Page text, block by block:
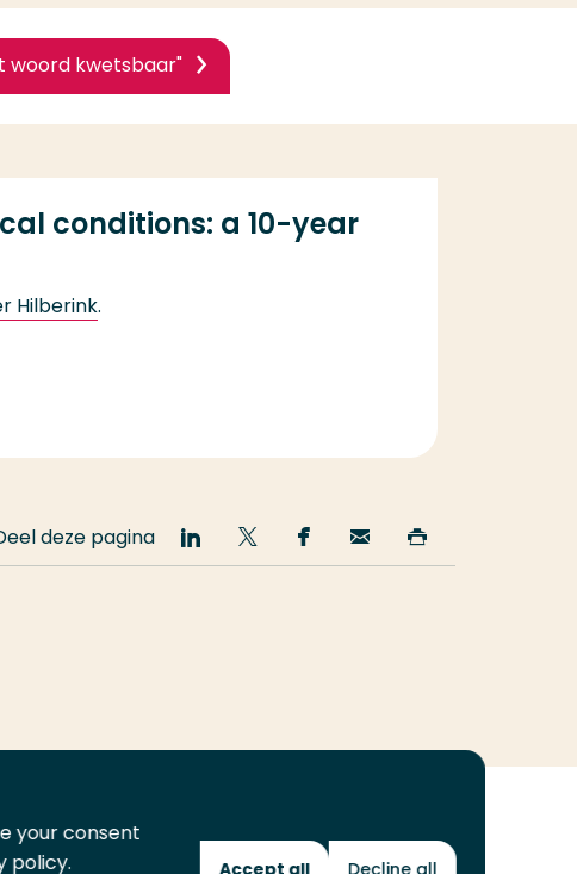
woord kwetsbaar"
conditions: a 10-year
Hilberink.
deze pagina
Deel
op
Deel
op
Deel
op
Email
deze deze
your consent
policy.
Accept all Decline all